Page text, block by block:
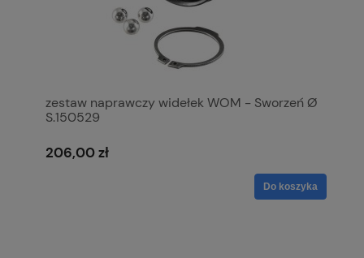
zestaw naprawczy widełek WOM - Sworzeń Ø
S.150529
206,00 zł
Do koszyka